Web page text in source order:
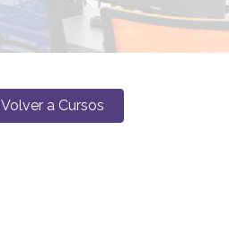
Volver a Cursos